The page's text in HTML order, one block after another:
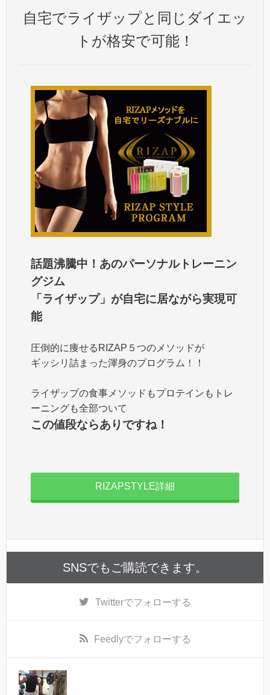
自宅でライザップと同じダイエッ
トが格安で可能！
話題沸騰中！あのパーソナルトレーニン
グジム
「ライザップ」が自宅に居ながら実現可
能
圧倒的に痩せるRIZAP５つのメソッドが
ギッシリ詰まった渾身のプログラム！！
ライザップの食事メソッドもプロテインもトレ
ーニングも全部ついて
この値段ならありですね！
RIZAPSTYLE詳細
SNSでもご購読できます。
Twitterでフォローする
Feedlyでフォローする